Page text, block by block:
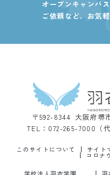
オープンキャンパ
ご依頼など、 お気
〒592-8344 大阪府堺
TEL：072-265-7000（代
このサイトについて サイト
コロナ